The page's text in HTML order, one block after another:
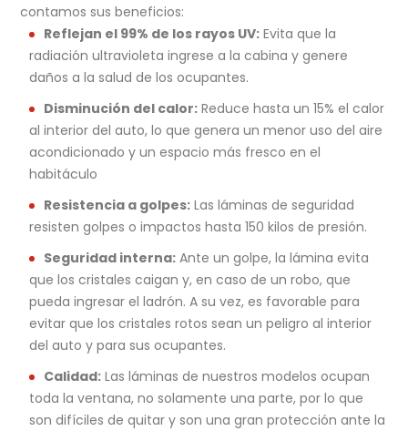
contamos sus beneficios:
Reflejan el 99% de los rayos UV: Evita que la
radiación ultravioleta ingrese a la cabina y genere
daños a la salud de los ocupantes.
Disminución del calor: Reduce hasta un 15% el calor
al interior del auto, lo que genera un menor uso del aire
acondicionado y un espacio más fresco en el
habitáculo
Resistencia a golpes: Las láminas de seguridad
resisten golpes o impactos hasta 150 kilos de presión.
Seguridad interna: Ante un golpe, la lámina evita
que los cristales caigan y, en caso de un robo, que
pueda ingresar el ladrón. A su vez, es favorable para
evitar que los cristales rotos sean un peligro al interior
del auto y para sus ocupantes.
Calidad: Las láminas de nuestros modelos ocupan
toda la ventana, no solamente una parte, por lo que
son difíciles de quitar y son una gran protección ante la